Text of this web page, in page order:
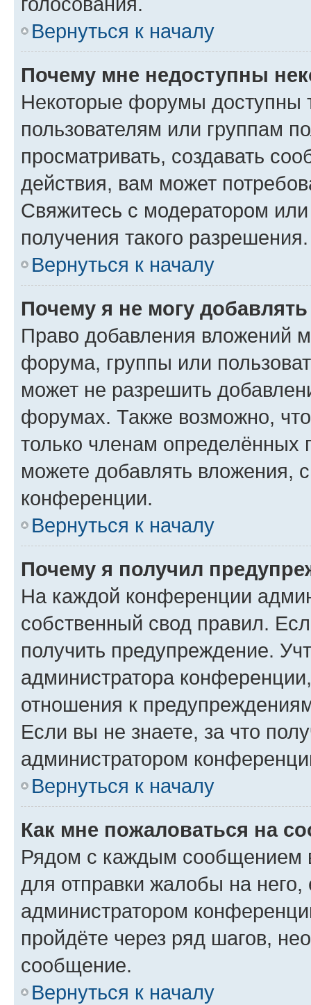
Вернуться к началу
Почему мне недоступны
Некоторые форумы доступны
пользователям или группам
просматривать, создавать
действия, вам может
Свяжитесь с модератором
получения такого разрешения.
Вернуться к началу
Почему я не могу
Право добавления вложений
форума, группы или
может не разрешить
форумах. Также возможно,
только членам определённых
можете добавлять вложения,
конференции.
Вернуться к началу
Почему я получил
На каждой конференции
собственный свод правил.
получить предупреждение.
администратора
отношения к
Если вы не знаете, за что
администратором
Вернуться к началу
Как мне пожаловаться на
Рядом с каждым сообщением
для отправки жалобы на
администратором
пройдёте через ряд шагов,
сообщение.
Вернуться к началу